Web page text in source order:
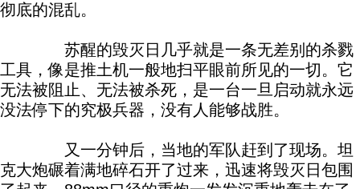
彻底的混乱。
苏醒的毁灭日几乎就是一条无差别的杀戮
工具，像是推土机一般地扫平眼前所见的一切。它
无法被阻止、无法被杀死，是一台一旦启动就永远
没法停下的究极兵器，没有人能够战胜。
又一分钟后，当地的军队赶到了现场。坦
克大炮碾着满地碎石开了过来，迅速将毁灭日包围